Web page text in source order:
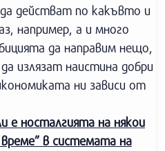
действат по какъвто и
например, а и много
да направим нещо,
излязат наистина добри
ни зависи от
е носталгията на някои
в системата на